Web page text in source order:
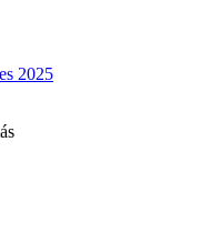
2025